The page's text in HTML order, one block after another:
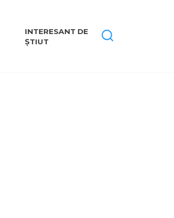
INTERESANT DE
ȘTIUT